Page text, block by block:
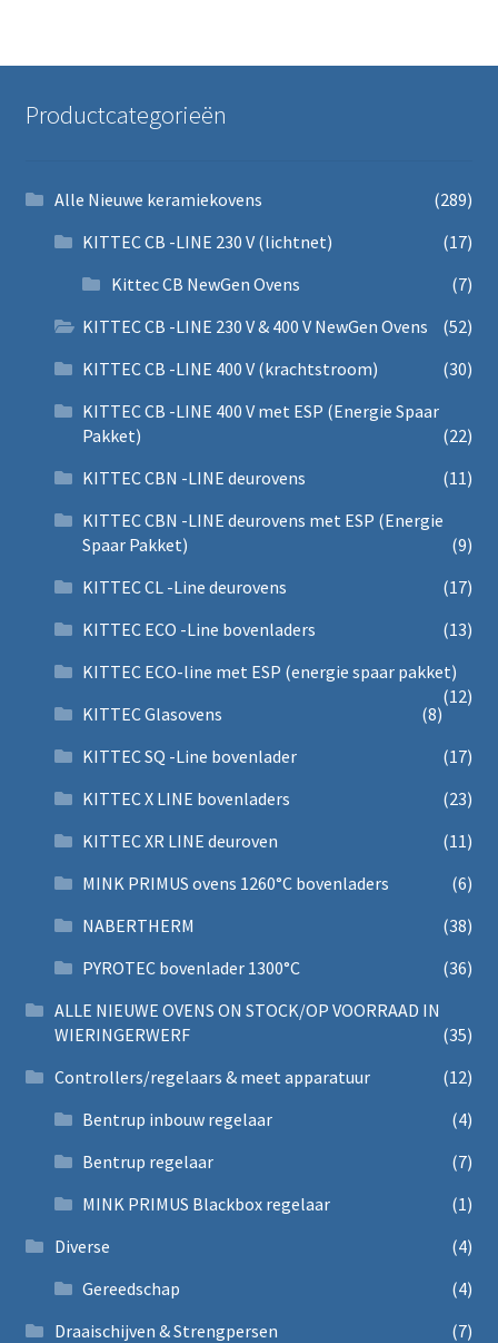
Productcategorieën
Alle Nieuwe keramiekovens
(289)
KITTEC CB -LINE 230 V (lichtnet)
(17)
Kittec CB NewGen Ovens
(7)
KITTEC CB -LINE 230 V & 400 V NewGen Ovens
(52)
KITTEC CB -LINE 400 V (krachtstroom)
(30)
KITTEC CB -LINE 400 V met ESP (Energie Spaar
Pakket)
(22)
KITTEC CBN -LINE deurovens
(11)
KITTEC CBN -LINE deurovens met ESP (Energie
Spaar Pakket)
(9)
KITTEC CL -Line deurovens
(17)
KITTEC ECO -Line bovenladers
(13)
KITTEC ECO-line met ESP (energie spaar pakket)
(12)
KITTEC Glasovens
(8)
KITTEC SQ -Line bovenlader
(17)
KITTEC X LINE bovenladers
(23)
KITTEC XR LINE deuroven
(11)
MINK PRIMUS ovens 1260°C bovenladers
(6)
NABERTHERM
(38)
PYROTEC bovenlader 1300°C
(36)
ALLE NIEUWE OVENS ON STOCK/OP VOORRAAD IN
WIERINGERWERF
(35)
Controllers/regelaars & meet apparatuur
(12)
Bentrup inbouw regelaar
(4)
Bentrup regelaar
(7)
MINK PRIMUS Blackbox regelaar
(1)
Diverse
(4)
Gereedschap
(4)
Draaischijven & Strengpersen
(7)